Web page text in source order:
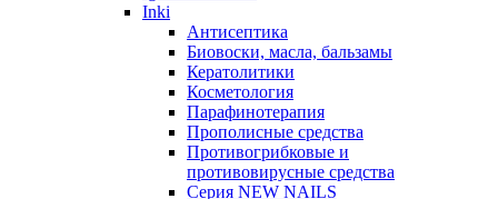
Inki
Антисептика
Биовоски, масла, бальзамы
Кератолитики
Косметология
Парафинотерапия
Прополисные средства
Противогрибковые и
противовирусные средства
Серия NEW NAILS